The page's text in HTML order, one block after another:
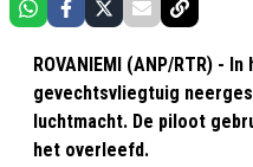
ROVANIEMI (ANP/RTR) -
gevechtsvliegtuig
luchtmacht. De piloot
het overleefd.